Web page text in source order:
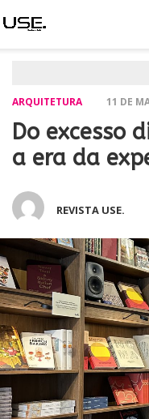
ARQUITETURA 11 DE
Do excesso
a era da
REVISTA USE.